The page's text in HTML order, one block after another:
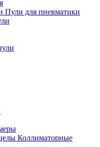
Пули для пневматики
Коллиматорные